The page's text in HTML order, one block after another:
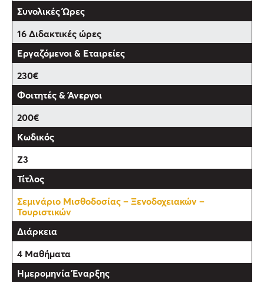
16 Διδακτικές ώρες
230€
200€
Z3
Σεμινάριο Μισθοδοσίας – Ξενοδοχειακών –
Τουριστικών
4 Μαθήματα